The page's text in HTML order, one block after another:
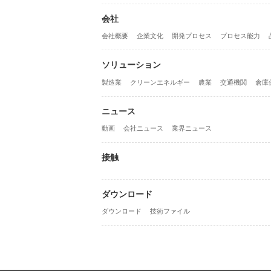
会社
会社概要 企業文化 開発プロセス プロセス能力
ソリューション
製造業 クリーンエネルギー 農業 交通機関 倉庫
ニュース
動画 会社ニュース 業界ニュース
接触
ダウンロード
ダウンロード 技術ファイル